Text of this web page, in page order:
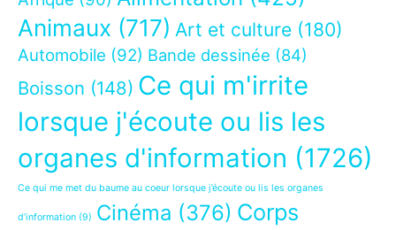
Animaux (717) Art et culture (180)
Automobile (92) Bande dessinée (84)
Boisson (148) Ce qui m'irrite
lorsque j'écoute ou lis les
organes d'information (1726)
Ce qui me met du baume au coeur lorsque j’écoute ou lis les organes
d’information (9) Cinéma (376) Corps